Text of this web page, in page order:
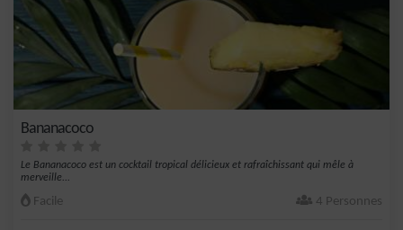
Bananacoco
Le Bananacoco est un cocktail tropical délicieux et rafraîchissant qui mêle à
merveille...
Facile 4 Personnes